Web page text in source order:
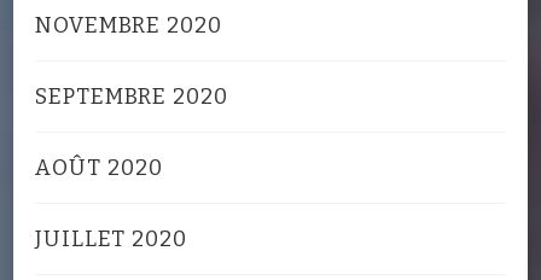
NOVEMBRE 2020
SEPTEMBRE 2020
AOÛT 2020
JUILLET 2020